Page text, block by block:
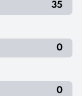
35
0
0